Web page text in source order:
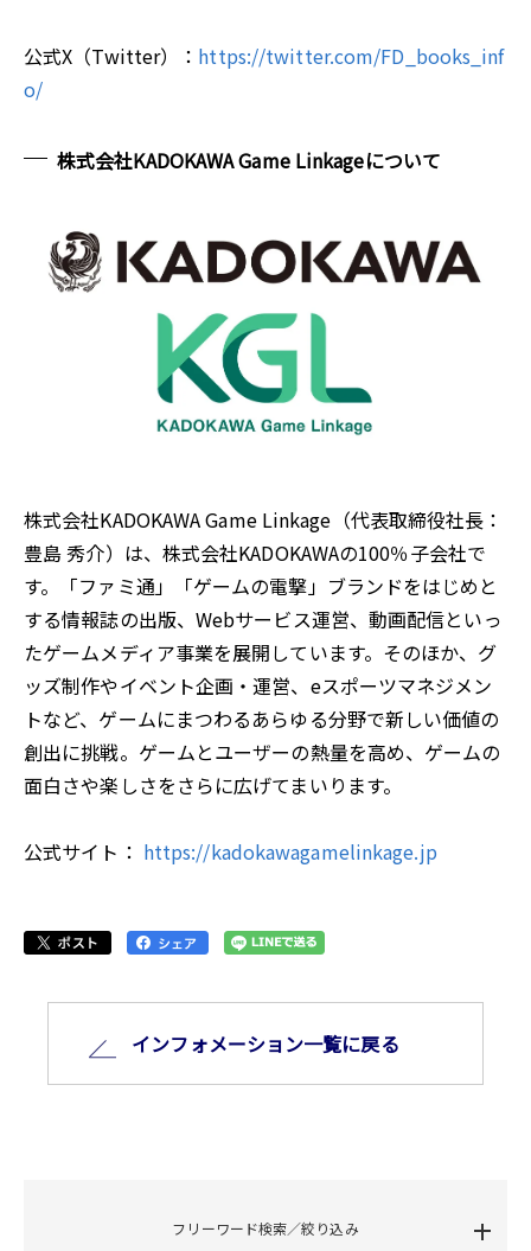
公式X（Twitter）： https://twitter.com/FD_books_inf
o/
株式会社KADOKAWA Game Linkageについて
株式会社KADOKAWA Game Linkage（代表取締役社長：
豊島 秀介）は、株式会社KADOKAWAの100％子会社で
す。「ファミ通」「ゲームの電撃」ブランドをはじめと
する情報誌の出版、Webサービス運営、動画配信といっ
たゲームメディア事業を展開しています。そのほか、グ
ッズ制作やイベント企画・運営、eスポーツマネジメン
トなど、ゲームにまつわるあらゆる分野で新しい価値の
創出に挑戦。ゲームとユーザーの熱量を高め、ゲームの
面白さや楽しさをさらに広げてまいります。
公式サイト： https://kadokawagamelinkage.jp
インフォメーション⼀覧に戻る
フリーワード検索／絞り込み